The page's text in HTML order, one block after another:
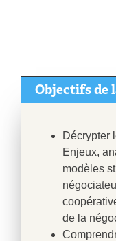
Objectifs de
Décrypter
Enjeux,
modèles
de la